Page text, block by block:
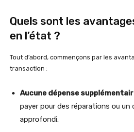
Quels sont les
en l’état ?
Tout d’abord, commençons par les
transaction :
Aucune dépense
payer pour des réparations ou un
approfondi.